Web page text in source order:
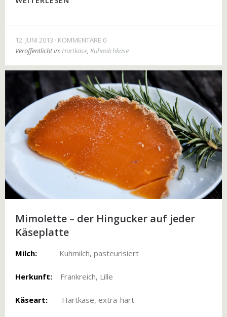
12. JUNI 2013
KOMMENTARE 0
Veröffentlicht in:Hartkäse, Kuhmilchkäse
Mimolette – der Hingucker auf jeder
Käseplatte
Milch: Kuhmilch, pasteurisiert
Herkunft: Frankreich, Lille
Käseart: Hartkäse, extra-hart